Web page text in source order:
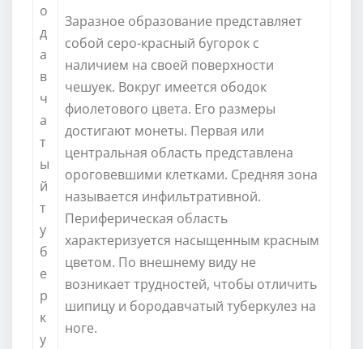
о
д
а
в
ч
а
т
ы
й
т
у
б
е
р
к
у
Заразное образование представляет
собой серо-красный бугорок с
наличием на своей поверхности
чешуек. Вокруг имеется ободок
фиолетового цвета. Его размеры
достигают монеты. Первая или
центральная область представлена
ороговевшими клетками. Средняя зона
называется инфильтративной.
Периферическая область
характеризуется насыщенным красным
цветом. По внешнему виду не
возникает трудностей, чтобы отличить
шипицу и бородавчатый туберкулез на
ноге.